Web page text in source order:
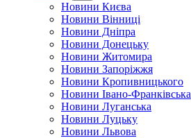
Новини Києва
Новини Вінниці
Новини Дніпра
Новини Донецьку
Новини Житомира
Новини Запоріжжя
Новини Кропивницького
Новини Івано-Франківська
Новини Луганська
Новини Луцьку
Новини Львова